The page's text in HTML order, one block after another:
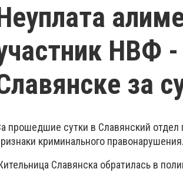
НВФ
за
прошедшие сутки в Славянский
криминального правонарушения.
Славянска обратилась в